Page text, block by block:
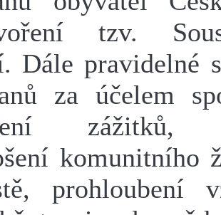
tzv.
Dále pravidelné
za účelem
zážitků,
komunitního
prohloubení